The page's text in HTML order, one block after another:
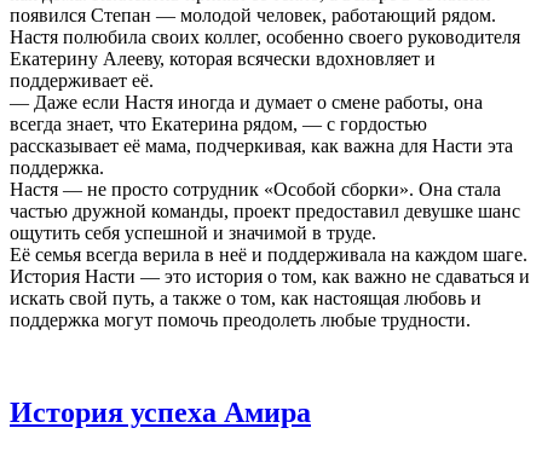
появился Степан — молодой человек, работающий рядом.
Настя полюбила своих коллег, особенно своего руководителя
Екатерину Алееву, которая всячески вдохновляет и
поддерживает её.
— Даже если Настя иногда и думает о смене работы, она
всегда знает, что Екатерина рядом, — с гордостью
рассказывает её мама, подчеркивая, как важна для Насти эта
поддержка.
Настя — не просто сотрудник «Особой сборки». Она стала
частью дружной команды, проект предоставил девушке шанс
ощутить себя успешной и значимой в труде.
Её семья всегда верила в неё и поддерживала на каждом шаге.
История Насти — это история о том, как важно не сдаваться и
искать свой путь, а также о том, как настоящая любовь и
поддержка могут помочь преодолеть любые трудности.
История успеха Амира